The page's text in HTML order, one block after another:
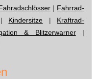
| Fahrrad-
Kindersitze | Kraftrad-
& Blitzerwarner|